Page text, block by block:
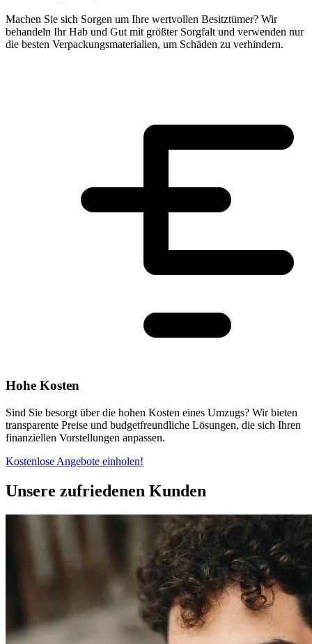
Machen Sie sich Sorgen um Ihre wertvollen Besitztümer? Wir
behandeln Ihr Hab und Gut mit größter Sorgfalt und verwenden nur
die besten Verpackungsmaterialien, um Schäden zu verhindern.
Hohe Kosten
Sind Sie besorgt über die hohen Kosten eines Umzugs? Wir bieten
transparente Preise und budgetfreundliche Lösungen, die sich Ihren
finanziellen Vorstellungen anpassen.
Kostenlose Angebote einholen!
Unsere zufriedenen Kunden